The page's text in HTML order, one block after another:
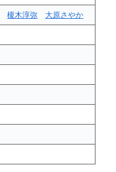
榎木淳弥 大原さやか